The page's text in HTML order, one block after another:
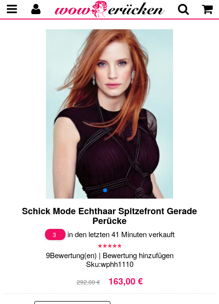
Schick Mode Echthaar Spitzefront Gerade
Perücke
3 in den letzten 41 Minuten verkauft
9Bewertung(en) | Bewertung hinzufügen
Sku:wphh1110
292,00 € 163,00 €